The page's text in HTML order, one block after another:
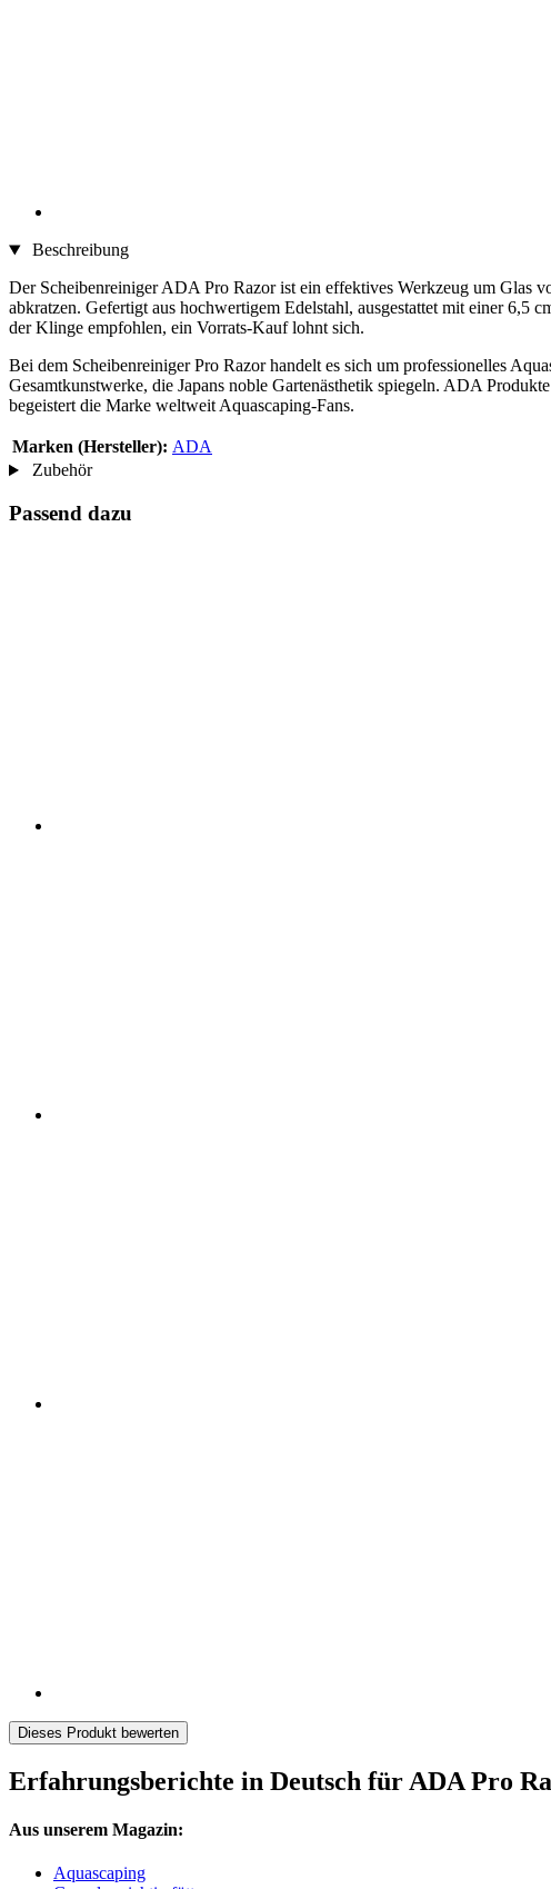
Beschreibung
Der Scheibenreiniger ADA Pro Razor ist ein effektives Werkzeug um Glas
abkratzen. Gefertigt aus hochwertigem Edelstahl, ausgestattet mit einer
der Klinge empfohlen, ein Vorrats-Kauf lohnt sich.
Bei dem Scheibenreiniger Pro Razor handelt es sich um professionelles
Gesamtkunstwerke, die Japans noble Gartenästhetik spiegeln. ADA
begeistert die Marke weltweit Aquascaping-Fans.
Marken (Hersteller): ADA
Zubehör
Passend dazu
Dieses Produkt bewerten
Erfahrungsberichte in Deutsch für ADA Pro
Aus unserem Magazin:
Aquascaping